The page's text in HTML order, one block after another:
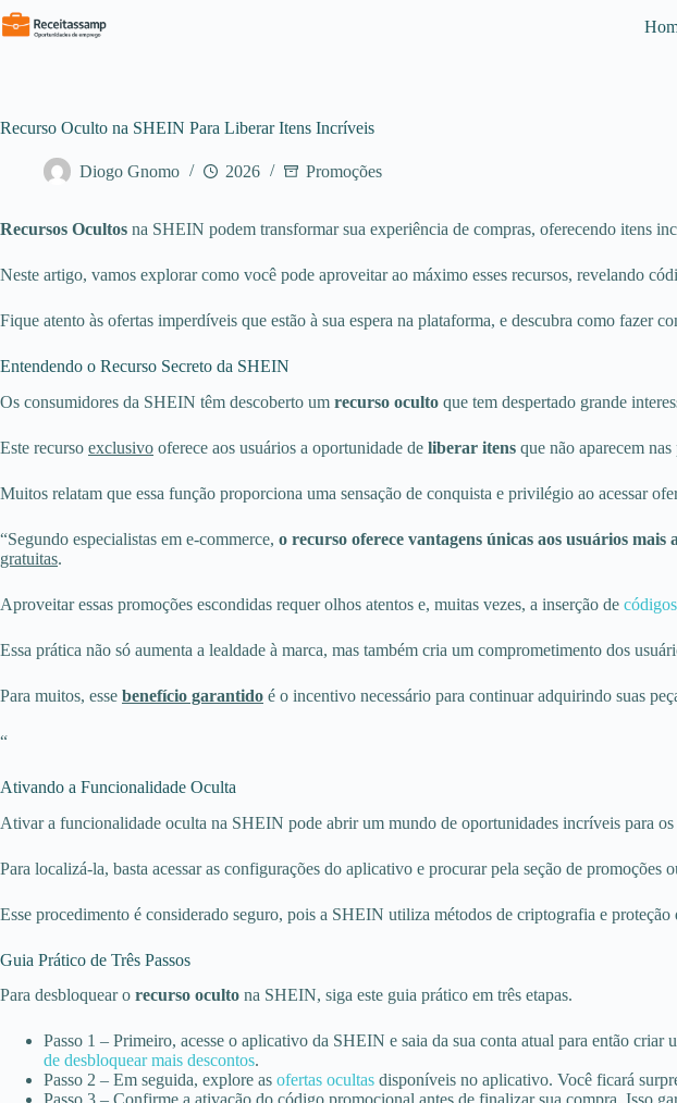
Pular
para
Recurso Oculto na SHEIN Para Liberar Itens Incríveis
Diogo Gnomo 2026 Promoções
Recursos Ocultos na SHEIN podem transformar sua experiência de compras, oferecendo itens
Neste artigo, vamos explorar como você pode aproveitar ao máximo esses recursos, revelando
Fique atento às ofertas imperdíveis que estão à sua espera na plataforma, e descubra como fazer
Entendendo o Recurso Secreto da SHEIN
Os consumidores da SHEIN têm descoberto um recurso oculto que tem despertado grande
Este recurso exclusivo oferece aos usuários a oportunidade de liberar itens que não aparecem
Muitos relatam que essa função proporciona uma sensação de conquista e privilégio ao acessar
“Segundo especialistas em e-commerce, o recurso oferece vantagens únicas aos usuários mais
gratuitas.
Aproveitar essas promoções escondidas requer olhos atentos e, muitas vezes, a inserção de
Essa prática não só aumenta a lealdade à marca, mas também cria um comprometimento dos
Para muitos, esse benefício garantido é o incentivo necessário para continuar adquirindo suas
“
Ativando a Funcionalidade Oculta
Ativar a funcionalidade oculta na SHEIN pode abrir um mundo de oportunidades incríveis para os
Para localizá-la, basta acessar as configurações do aplicativo e procurar pela seção de
Esse procedimento é considerado seguro, pois a SHEIN utiliza métodos de criptografia e
Guia Prático de Três Passos
Para desbloquear o recurso oculto na SHEIN, siga este guia prático em três etapas.
Passo 1 – Primeiro, acesse o aplicativo da SHEIN e saia da sua conta atual para então
de desbloquear mais descontos.
Passo 2 – Em seguida, explore as ofertas ocultas disponíveis no aplicativo. Você ficará